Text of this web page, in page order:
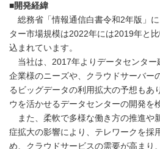
■開発経緯
総務省「情報通信白書令和2年版」
ター市場規模は2022年には2019年と
込まれています。
当社は、2017年よりデータセンター
企業様のニーズや、クラウドサーバー
るビッグデータの利用拡大の予想もあ
ウを活かせるデータセンターの開発を
また、柔軟で多様な働き方の推進や
症拡大の影響により、テレワークを採
め、クラウドサービスの需要が高まり